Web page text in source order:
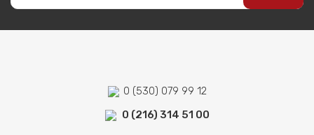
0 (530) 079 99 12
0 (216) 314 51 00